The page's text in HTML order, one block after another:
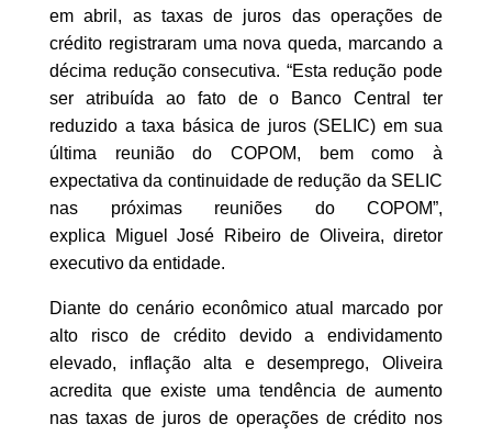
em abril, as taxas de juros das operações de
crédito registraram uma nova queda, marcando a
décima redução consecutiva. “Esta redução pode
ser atribuída ao fato de o Banco Central ter
reduzido a taxa básica de juros (SELIC) em sua
última reunião do COPOM, bem como à
expectativa da continuidade de redução da SELIC
nas próximas reuniões do COPOM”,
explica Miguel José Ribeiro de Oliveira, diretor
executivo da entidade.
Diante do cenário econômico atual marcado por
alto risco de crédito devido a endividamento
elevado, inflação alta e desemprego, Oliveira
acredita que existe uma tendência de aumento
nas taxas de juros de operações de crédito nos